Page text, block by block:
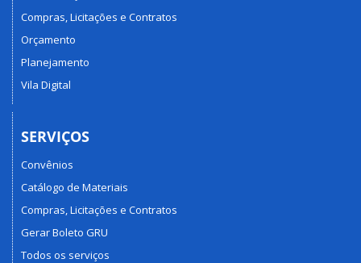
Compras, Licitações e Contratos
Orçamento
Planejamento
Vila Digital
SERVIÇOS
Convênios
Catálogo de Materiais
Compras, Licitações e Contratos
Gerar Boleto GRU
Todos os serviços